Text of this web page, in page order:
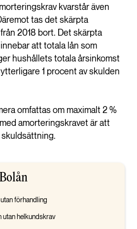
kvarstår även
tas det skärpta
2018 bort. Det skärpta
att totala lån som
hushållets totala årsinkomst
1 procent av skulden
omfattas om maximalt 2 %
amorteringskravet är att
förhandling
utan helkundskrav